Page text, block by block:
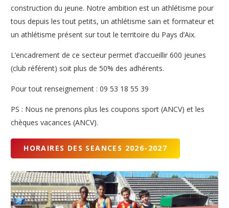
construction du jeune. Notre ambition est un athlétisme pour
tous depuis les tout petits, un athlétisme sain et formateur et
un athlétisme présent sur tout le territoire du Pays d’Aix.
L’encadrement de ce secteur permet d’accueillir 600 jeunes
(club référent) soit plus de 50% des adhérents.
Pour tout renseignement : 09 53 18 55 39
PS : Nous ne prenons plus les coupons sport (ANCV) et les
chèques vacances (ANCV).
HORAIRES DES SEANCES 2026-2027